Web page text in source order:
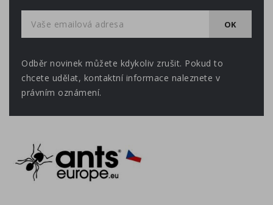
Odběr novinek můžete kdykoliv zrušit. Pokud to
chcete udělat, kontaktní informace naleznete v
právním oznámení.